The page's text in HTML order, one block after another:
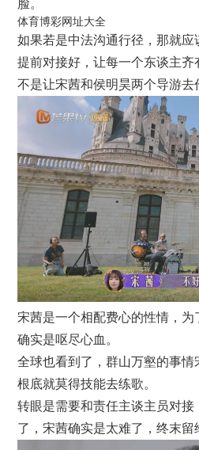
脸。
体育博彩网址大全
如果若是中法沟通行径，那就
提前对接好，让每一个东谈主
不是让宋茜和侯明昊两个导游去
宋茜是一个相配费心的性情，
确实是呕尽心血。
全球也看到了，群山万壑的事
根底就莫得技能去练歌。
转眼是需要和责任主谈主员对接
了，宋茜确实是太难了，终末留